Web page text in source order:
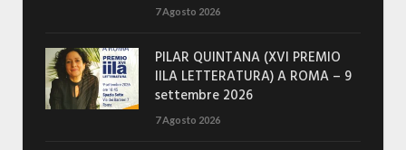
7 Agosto 2026
PILAR QUINTANA (XVI PREMIO
IILA LETTERATURA) A ROMA – 9
settembre 2026
7 Agosto 2026